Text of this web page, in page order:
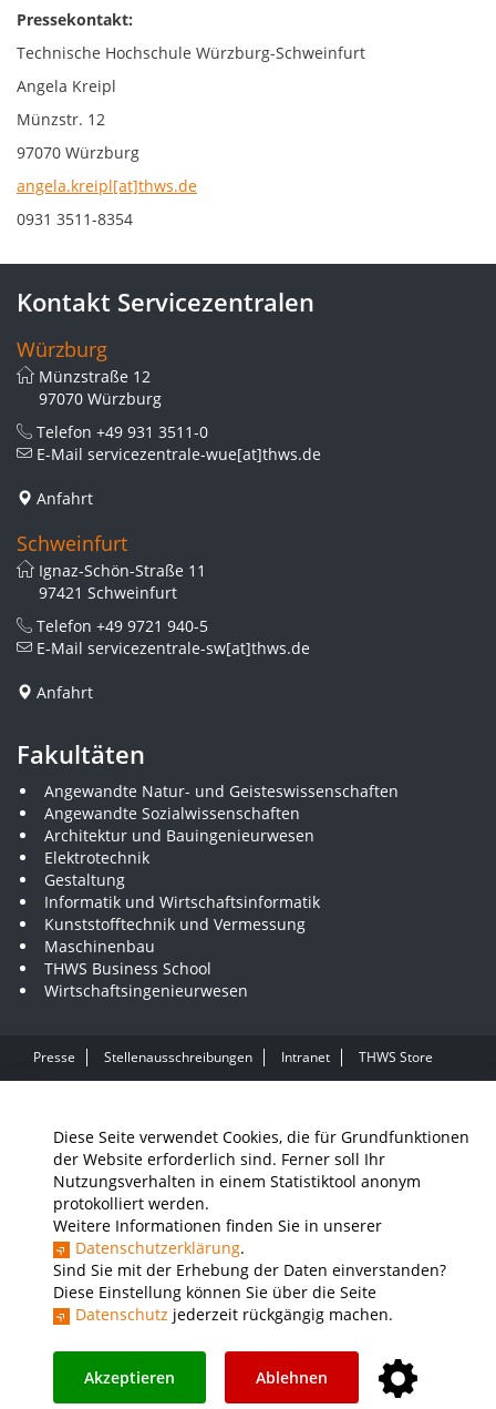
Diese Seite verwendet Cookies, die für Grundfunktionen
der Website erforderlich sind. Ferner soll Ihr
Nutzungsverhalten in einem Statistiktool anonym
protokolliert werden.
Weitere Informationen finden Sie in unserer
Datenschutzerklärung.
Sind Sie mit der Erhebung der Daten einverstanden?
Diese Einstellung können Sie über die Seite
Datenschutz jederzeit rückgängig machen.
Akzeptieren Ablehnen
Pressekontakt:
Technische Hochschule Würzburg-Schweinfurt
Angela Kreipl
Münzstr. 12
97070 Würzburg
angela.kreipl[at]thws.de
0931 3511-8354
Kontakt Servicezentralen
Würzburg
Münzstraße 12
97070 Würzburg
Telefon +49 931 3511-0
E-Mail servicezentrale-wue[at]thws.de
Anfahrt
Schweinfurt
Ignaz-Schön-Straße 11
97421 Schweinfurt
Telefon +49 9721 940-5
E-Mail servicezentrale-sw[at]thws.de
Anfahrt
Fakultäten
Angewandte Natur- und Geisteswissenschaften
Angewandte Sozialwissenschaften
Architektur und Bauingenieurwesen
Elektrotechnik
Gestaltung
Informatik und Wirtschaftsinformatik
Kunststofftechnik und Vermessung
Maschinenbau
THWS Business School
Wirtschaftsingenieurwesen
Presse Stellenausschreibungen Intranet THWS Store
Impressum Barrierefreiheit Datenschutz